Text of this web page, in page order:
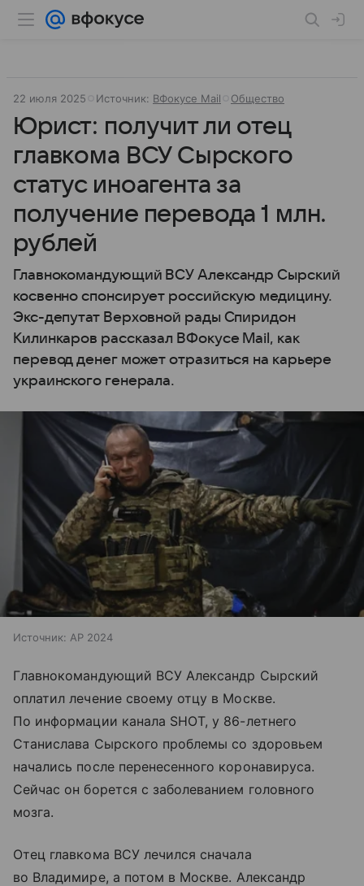
22 июля 2025 Источник: ВФокусе Mail Общество
Юрист: получит ли отец
главкома ВСУ Сырского
статус иноагента за
получение перевода 1 млн.
рублей
Главнокомандующий ВСУ Александр Сырский
косвенно спонсирует российскую медицину.
Экс-депутат Верховной рады Спиридон
Килинкаров рассказал ВФокусе Mail, как
перевод денег может отразиться на карьере
украинского генерала.
Источник: AP 2024
Главнокомандующий ВСУ Александр Сырский
оплатил лечение своему отцу в Москве.
По информации канала SHOT, у 86-летнего
Станислава Сырского проблемы со здоровьем
начались после перенесенного коронавируса.
Сейчас он борется с заболеванием головного
мозга.
Отец главкома ВСУ лечился сначала
во Владимире, а потом в Москве. Александр